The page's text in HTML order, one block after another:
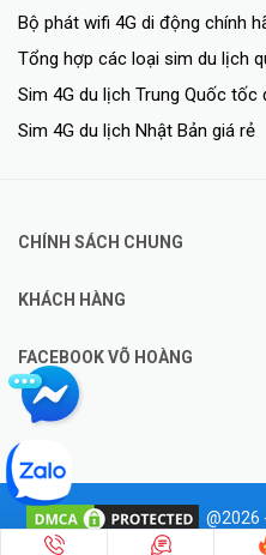
Bộ phát wifi 4G di động chính
Tổng hợp các loại sim du lịch
Sim 4G du lịch Trung Quốc tốc
Sim 4G du lịch Nhật Bản giá rẻ
CHÍNH SÁCH CHUNG
KHÁCH HÀNG
FACEBOOK VÕ HOÀNG
@2026